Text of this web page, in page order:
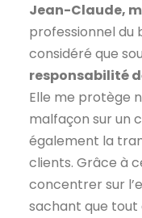
Jean-Claude,
professionnel du
considéré que
responsabilité
Elle me protège
malfaçon sur un
également la
clients. Grâce à
concentrer sur
sachant que tout